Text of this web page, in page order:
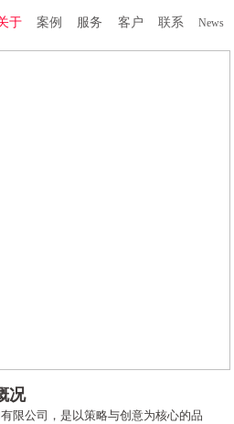
于 案例 服务 客户 联系 News
况
限公司 ，是以策略与创意为核心的品